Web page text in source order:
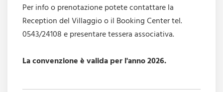
Per info o prenotazione potete contattare la
Reception del Villaggio o il Booking Center tel.
0543/24108 e presentare tessera associativa.
La convenzione è valida per l'anno 2026.